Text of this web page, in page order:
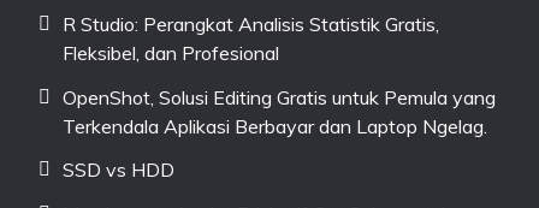
R Studio: Perangkat Analisis Statistik Gratis,
Fleksibel, dan Profesional
OpenShot, Solusi Editing Gratis untuk Pemula yang
Terkendala Aplikasi Berbayar dan Laptop Ngelag.
SSD vs HDD